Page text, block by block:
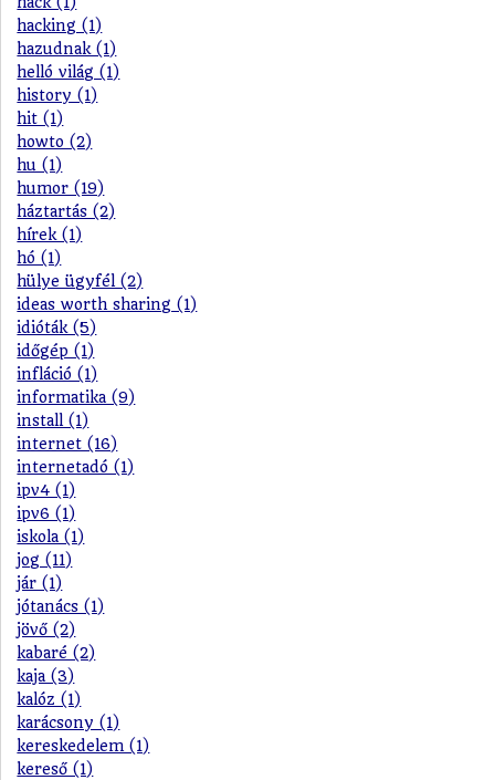
hacking (1)
hazudnak (1)
helló világ (1)
history (1)
hit (1)
howto (2)
hu (1)
humor (19)
háztartás (2)
hírek (1)
hó (1)
hülye ügyfél (2)
ideas worth sharing (1)
idióták (5)
időgép (1)
infláció (1)
informatika (9)
install (1)
internet (16)
internetadó (1)
ipv4 (1)
ipv6 (1)
iskola (1)
jog (11)
jár (1)
jótanács (1)
jövő (2)
kabaré (2)
kaja (3)
kalóz (1)
karácsony (1)
kereskedelem (1)
kereső (1)